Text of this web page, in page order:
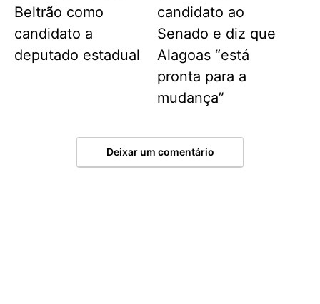
Beltrão como
candidato a
deputado estadual
candidato ao
Senado e diz que
Alagoas “está
pronta para a
mudança”
Deixar um comentário